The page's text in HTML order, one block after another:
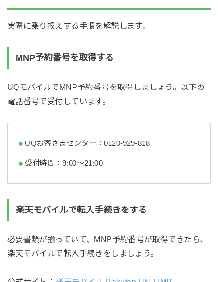
実際に乗り換えする手順を解説します。
MNP予約番号を取得する
UQモバイルでMNP予約番号を取得しましょう。以下の
電話番号で受付しています。
UQお客さまセンター：0120-929-818
受付時間：9:00～21:00
楽天モバイルで転入手続きをする
必要書類が揃っていて、MNP予約番号が取得できたら、
楽天モバイルで転入手続きをしましょう。